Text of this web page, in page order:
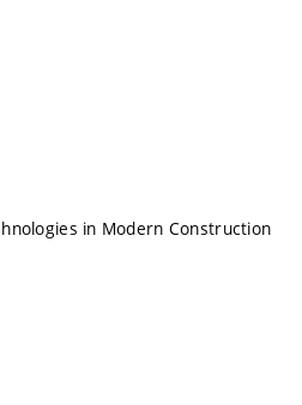
in Modern Construction